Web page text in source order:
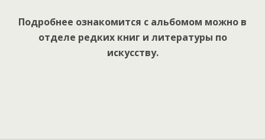
Подробнее ознакомится с альбомом можно в
отделе редких книг и литературы по
искусству.